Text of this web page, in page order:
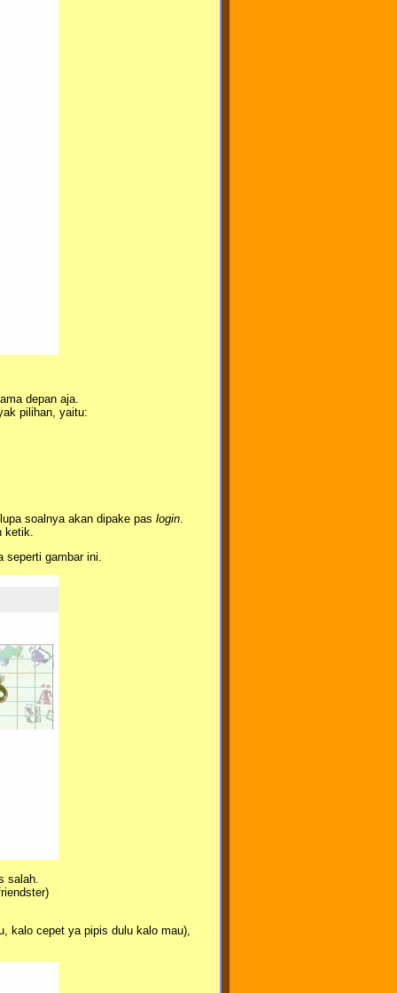
depan aja.
pilihan, yaitu:
soalnya akan dipake pas login
gambar ini.
salah.
kalo cepet ya pipis dulu kalo mau),